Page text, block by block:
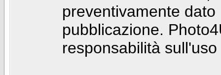
preventivamente
pubblicazione.
responsabilità